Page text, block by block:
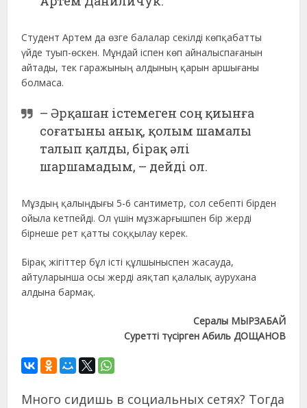
Студент Артем да өзге балалар секілді көпқабатты
үйде туып-өскен. Мұндай іспен көп айналыспағанын
айтады, тек гаражының алдының қарын аршығаны
болмаса.
– Әрқашан істемеген соң қиынға
соғатыны анық, қолым шамалы
талып қалды, бірақ әлі
шаршамадым, – дейді ол.
Мұздың қалыңдығы 5-6 сантиметр, сол себепті бірден
ойыла кетпейді. Ол үшін мұзжарғышпен бір жерді
бірнеше рет қатты соққылау керек.
Бірақ жігіттер бұл істі құлшыныспен жасауда,
айтуларынша осы жерді аяқтап қалалық аурухана
алдына бармақ.
Сералы МЫРЗАБАЙ
Суретті түсірген Абиль ДОЩАНОВ
Много сидишь в социальных сетях? Тогда